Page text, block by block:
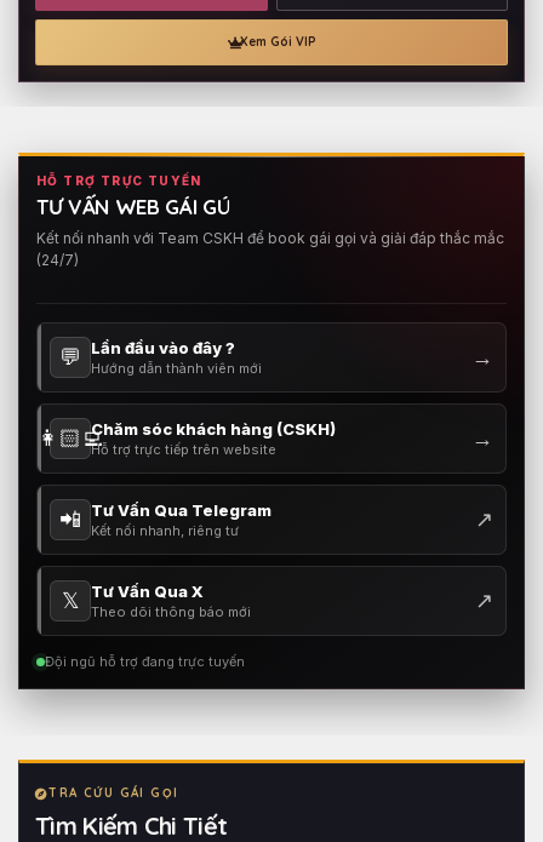
Xem Gói VIP
HỖ TRỢ TRỰC TUYẾN
TƯ VẤN WEB GÁI GÚ
Kết nối nhanh với Team CSKH để book gái gọi và giải đáp thắc mắc
(24/7)
💬 Lần đầu vào đây ?
Hướng dẫn thành viên mới →
👩🏻‍💻Chăm sóc khách hàng (CSKH)
Hỗ trợ trực tiếp trên website →
📲 Tư Vấn Qua Telegram
Kết nối nhanh, riêng tư ↗
𝕏 Tư Vấn Qua X
Theo dõi thông báo mới ↗
Đội ngũ hỗ trợ đang trực tuyến
TRA CỨU GÁI GỌI
Tìm Kiếm Chi Tiết